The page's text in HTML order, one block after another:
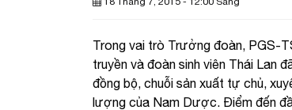
Trong vai trò Trưởng đoàn, PGS-
truyền và đoàn sinh viên Thái Lan
đồng bộ, chuỗi sản xuất tự chủ,
lượng của Nam Dược. Điểm đến